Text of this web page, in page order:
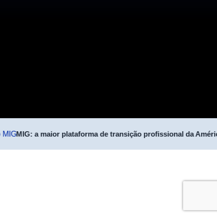
MIG: a maior plataforma de transição profissional da